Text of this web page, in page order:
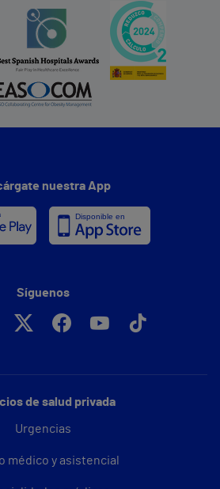
de salud privada
Urgencias
médico y asistencial
nuestra App
Síguenos